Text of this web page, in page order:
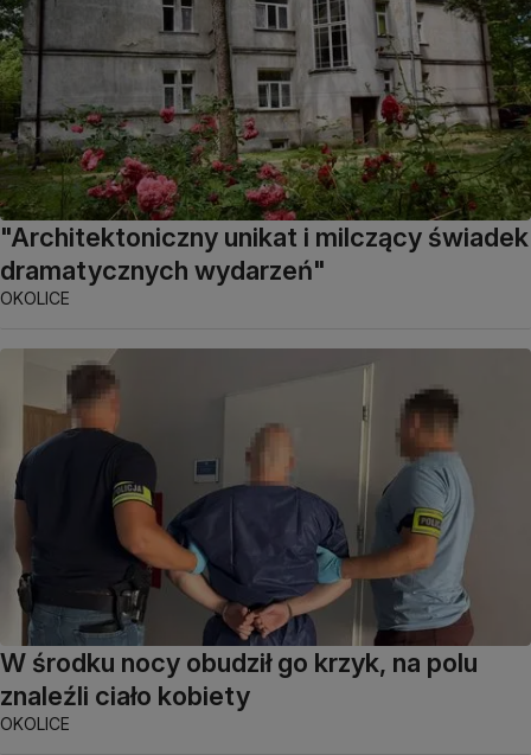
"Architektoniczny unikat i milczący świadek
dramatycznych wydarzeń"
OKOLICE
W środku nocy obudził go krzyk, na polu
znaleźli ciało kobiety
OKOLICE